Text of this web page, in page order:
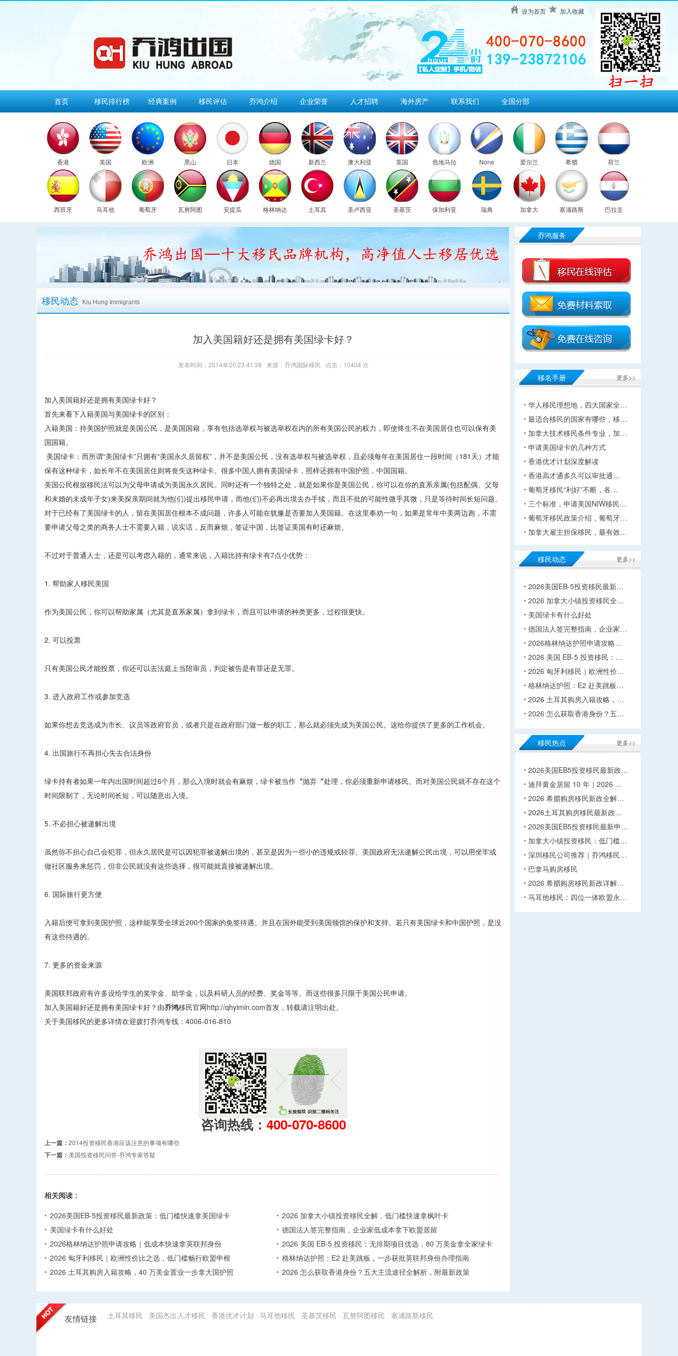
设为首页 加入收藏
首页 移民排行榜 经典案例 移民评估 乔鸿介绍 企业荣誉 人才招聘 海外房产 联系我们 全国分部
香港 美国 欧洲 黑山 日本 德国 新西兰 澳大利亚 英国 危地马拉 None 爱尔兰 希腊 荷兰
西班牙 马耳他 葡萄牙 瓦努阿图 安提瓜 格林纳达 土耳其 圣卢西亚 圣基茨 保加利亚 瑞典 加拿大 塞浦路斯 巴拉圭
移民动态 Kiu Hung Immigrants
加入美国籍好还是拥有美国绿卡好？
发布时间：2014/8/20 23:41:38 来源：乔鸿国际移民 点击：10404 次
加入美国籍好还是拥有美国绿卡好？
首先来看下入籍美国与美国绿卡的区别：
入籍美国：持美国护照就是美国公民，是美国国籍，享有包括选举权与被选举权在内的所有美国公民的权力，即使终生不在美国居住也可以保有美
国国籍。
美国绿卡：而所谓“美国绿卡”只拥有“美国永久居留权”，并不是美国公民，没有选举权与被选举权，且必须每年在美国居住一段时间（181天）才能
保有这种绿卡，如长年不在美国居住则将丧失这种绿卡。很多中国人拥有美国绿卡，照样还拥有中国护照，中国国籍。
美国公民根据移民法可以为父母申请成为美国永久居民。同时还有一个独特之处，就是如果你是美国公民，你可以在你的直系亲属(包括配偶、父母
和未婚的未成年子女)来美探亲期间就为他(们)提出移民申请，而他(们)不必再出境去办手续，而且不批的可能性微乎其微，只是等待时间长短问题。
对于已经有了美国绿卡的人，留在美国居住根本不成问题，许多人可能在犹豫是否要加入美国籍。在这里奉劝一句，如果是常年中美两边跑，不需
要申请父母之类的商务人士不需要入籍，说实话，反而麻烦，签证中国，比签证美国有时还麻烦。
不过对于普通人士，还是可以考虑入籍的，通常来说，入籍比持有绿卡有7点小优势：
1. 帮助家人移民美国
作为美国公民，你可以帮助家属（尤其是直系家属）拿到绿卡，而且可以申请的种类更多，过程很更快。
2. 可以投票
只有美国公民才能投票，你还可以去法庭上当陪审员，判定被告是有罪还是无罪。
3. 进入政府工作或参加竞选
如果你想去竞选成为市长、议员等政府官员，或者只是在政府部门做一般的职工，那么就必须先成为美国公民。这给你提供了更多的工作机会。
4. 出国旅行不再担心失去合法身份
绿卡持有者如果一年内出国时间超过6个月，那么入境时就会有麻烦，绿卡被当作〝抛弃〞处理，你必须重新申请移民。而对美国公民就不存在这个
时间限制了，无论时间长短，可以随意出入境。
5. 不必担心被递解出境
虽然你不担心自己会犯罪，但永久居民是可以因犯罪被递解出境的，甚至是因为一些小的违规或轻罪。美国政府无法递解公民出境，可以用坐牢或
做社区服务来惩罚，但非公民就没有这些选择，很可能就直接被递解出境。
6. 国际旅行更方便
入籍后便可拿到美国护照，这样能享受全球近200个国家的免签待遇。并且在国外能受到美国领馆的保护和支持。若只有美国绿卡和中国护照，是没
有这些待遇的。
7. 更多的资金来源
美国联邦政府有许多设给学生的奖学金、助学金，以及科研人员的经费、奖金等等。而这些很多只限于美国公民申请。
加入美国籍好还是拥有美国绿卡好？由乔鸿移民官网http://qhyimin.com首发，转载请注明出处。
关于美国移民的更多详情欢迎拨打乔鸿专线：4006-016-810
咨询热线： 400-070-8600
上一篇： 2014投资移民香港应该注意的事项有哪些
下一篇： 美国投资移民问答-乔鸿专家答疑
相关阅读：
2026美国EB-5投资移民最新政策：低门槛快速拿美国绿卡
2026 加拿大小镇投资移民全解，低门槛快速拿枫叶卡
美国绿卡有什么好处
德国法人签完整指南，企业家低成本拿下欧盟居留
2026格林纳达护照申请攻略｜低成本快速拿英联邦身份
2026 美国 EB-5 投资移民：无排期项目优选，80 万美金拿全家绿卡
2026 匈牙利移民｜欧洲性价比之选，低门槛畅行欧盟申根
格林纳达护照：E2 赴美跳板，一步获批英联邦身份办理指南
2026 土耳其购房入籍攻略，40 万美金置业一步拿大国护照
2026 怎么获取香港身份？五大主流途径全解析，附最新政策
乔鸿服务
更多>>
移名手册
华人移民理想地，四大国家全…
最适合移民的国家有哪些，移…
加拿大技术移民条件专业，加…
申请美国绿卡的几种方式
香港优才计划深度解读
香港高才通多久可以审批通…
葡萄牙移民“利好”不断，各…
三个标准，申请美国NIW移民…
葡萄牙移民政策介绍，葡萄牙…
加拿大雇主担保移民，最有效…
更多>>
移民动态
2026美国EB-5投资移民最新…
2026 加拿大小镇投资移民全…
美国绿卡有什么好处
德国法人签完整指南，企业家…
2026格林纳达护照申请攻略…
2026 美国 EB-5 投资移民：…
2026 匈牙利移民｜欧洲性价…
格林纳达护照：E2 赴美跳板…
2026 土耳其购房入籍攻略，…
2026 怎么获取香港身份？五…
更多>>
移民热点
2026美国EB5投资移民最新政…
迪拜黄金居留 10 年｜2026 …
2026 希腊购房移民新政全解…
2026土耳其购房移民最新政…
2026美国EB5投资移民最新申…
加拿大小镇投资移民：低门槛…
深圳移民公司推荐｜乔鸿移民…
巴拿马购房移民
2026 希腊购房移民新政详解…
马耳他移民：四位一体欧盟永…
友情链接 土耳其移民 美国杰出人才移民 香港优才计划 马耳他移民 圣基茨移民 瓦努阿图移民 塞浦路斯移民